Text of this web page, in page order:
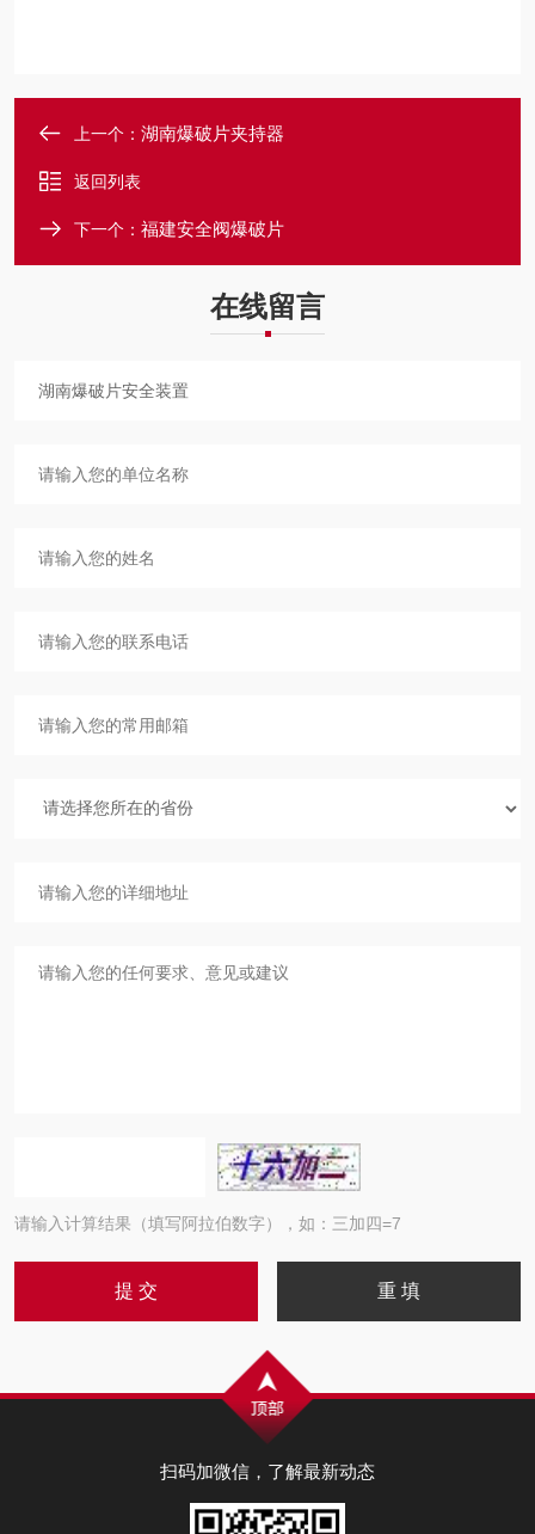
上一个： 湖南爆破片夹持器
返回列表
下一个： 福建安全阀爆破片
在线留言
请输入计算结果（填写阿拉伯数字），如：三加四=7
扫码加微信，了解最新动态